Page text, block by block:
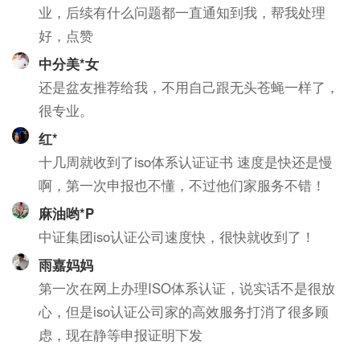
业，后续有什么问题都一直通知到我，帮我处理
好，点赞
中分美*女
还是盆友推荐给我，不用自己跟无头苍蝇一样了，
很专业。
红*
十几周就收到了iso体系认证证书 速度是快还是慢
啊，第一次申报也不懂，不过他们家服务不错！
麻油哟*P
中证集团iso认证公司速度快，很快就收到了！
雨嘉妈妈
第一次在网上办理ISO体系认证，说实话不是很放
心，但是iso认证公司家的高效服务打消了很多顾
虑，现在静等申报证明下发